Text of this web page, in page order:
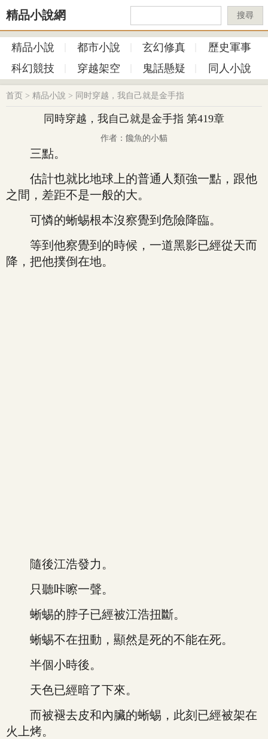
精品小說網 搜尋
精品小說 都市小說 玄幻修真
歷史軍事
科幻競技
穿越架空 鬼話懸疑 同人小說
首页 > 精品小說 > 同时穿越，我自己就是金手指
同時穿越，我自己就是金手指 第419章
作者：饞魚的小貓
三點。
估計也就比地球上的普通人類強一點，跟他
之間，差距不是一般的大。
可憐的蜥蜴根本沒察覺到危險降臨。
等到他察覺到的時候，一道黑影已經從天而
降，把他撲倒在地。
隨後江浩發力。
只聽咔嚓一聲。
蜥蜴的脖子已經被江浩扭斷。
蜥蜴不在扭動，顯然是死的不能在死。
半個小時後。
天色已經暗了下來。
而被褪去皮和內臟的蜥蜴，此刻已經被架在
火上烤。